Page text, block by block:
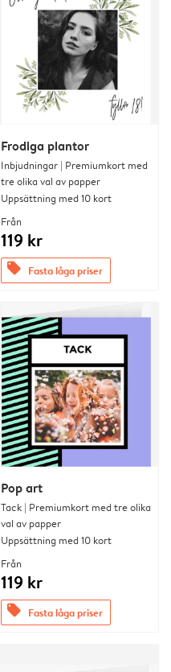
Frodiga plantor
Inbjudningar | Premiumkort med
tre olika val av papper
Uppsättning med 10 kort
Från
119 kr
offers Fasta låga priser
Pop art
Tack | Premiumkort med tre olika
val av papper
Uppsättning med 10 kort
Från
119 kr
offers Fasta låga priser